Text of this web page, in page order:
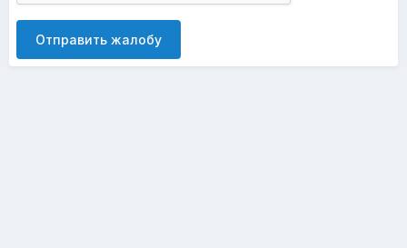
Отправить жалобу